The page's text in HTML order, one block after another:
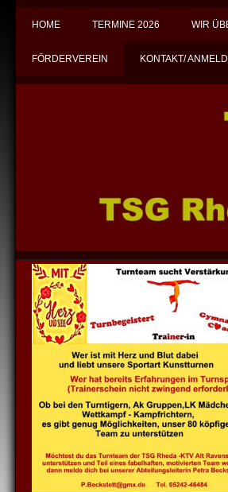
HOME TERMINE 2026 WIR
FÖRDERVEREIN KONTAKT/